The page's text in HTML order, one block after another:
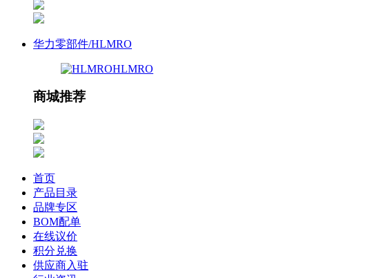
华力零部件/HLMRO
HLMRO
商城推荐
首页
产品目录
品牌专区
BOM配单
在线议价
积分兑换
供应商入驻